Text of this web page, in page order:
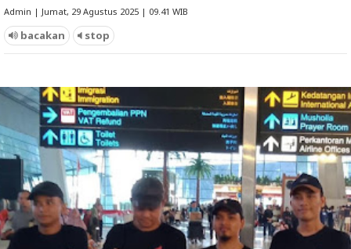
Admin | Jumat, 29 Agustus 2025 | 09.41 WIB
bacakan stop